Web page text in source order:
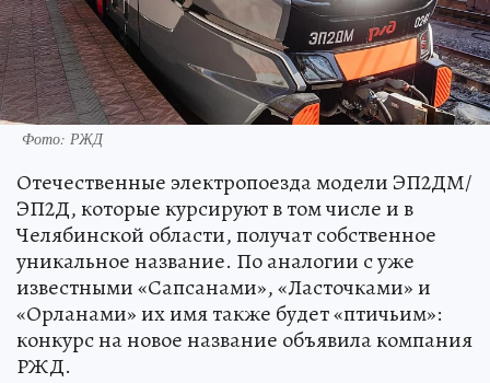
Фото: РЖД
Отечественные электропоезда модели ЭП2ДМ/
ЭП2Д, которые курсируют в том числе и в
Челябинской области, получат собственное
уникальное название. По аналогии с уже
известными «Сапсанами», «Ласточками» и
«Орланами» их имя также будет «птичьим»:
конкурс на новое название объявила компания
РЖД.